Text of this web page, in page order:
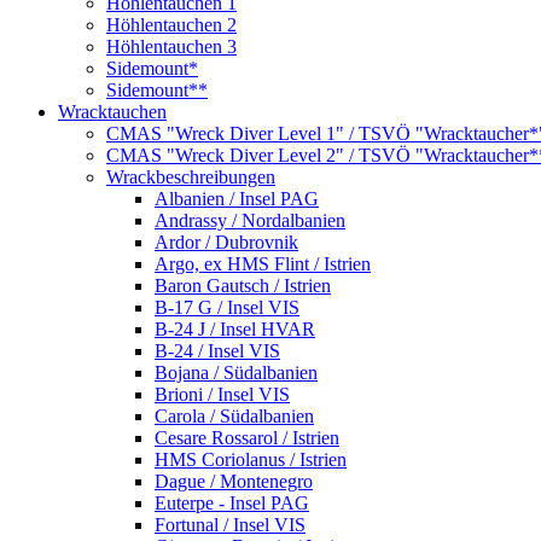
Höhlentauchen 2
Höhlentauchen 3
Sidemount*
Sidemount**
Wracktauchen
CMAS "Wreck Diver Level 1" / TSVÖ
CMAS "Wreck Diver Level 2" / TSVÖ
Wrackbeschreibungen
Albanien / Insel PAG
Andrassy / Nordalbanien
Ardor / Dubrovnik
Argo, ex HMS Flint / Istrien
Baron Gautsch / Istrien
B-17 G / Insel VIS
B-24 J / Insel HVAR
B-24 / Insel VIS
Bojana / Südalbanien
Brioni / Insel VIS
Carola / Südalbanien
Cesare Rossarol / Istrien
HMS Coriolanus / Istrien
Dague / Montenegro
Euterpe - Insel PAG
Fortunal / Insel VIS